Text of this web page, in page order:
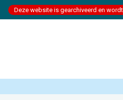
Deze website is gearchiveerd en